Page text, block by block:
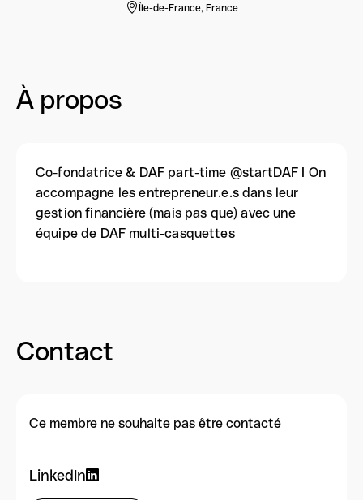
Île-de-France, France
À propos
Co-fondatrice & DAF part-time @startDAF I On
accompagne les entrepreneur.e.s dans leur
gestion financière (mais pas que) avec une
équipe de DAF multi-casquettes
Contact
Ce membre ne souhaite pas être contacté
LinkedIn